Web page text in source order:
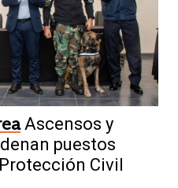
Ascensos y
puestos
Civil